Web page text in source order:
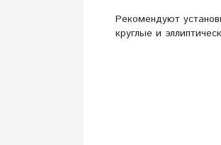
Рекомендуют
круглые и